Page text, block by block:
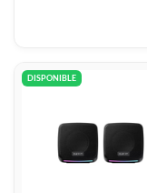
DISPONIBLE